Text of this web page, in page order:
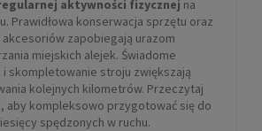
aktywności fizycznej na
Prawidłowa konserwacja sprzętu oraz
akcesoriów zapobiegają urazom
miejskich alejek. Świadome
i skompletowanie stroju zwiększają
kolejnych kilometrów. Przeczytaj
aby kompleksowo przygotować się do
spędzonych w ruchu.